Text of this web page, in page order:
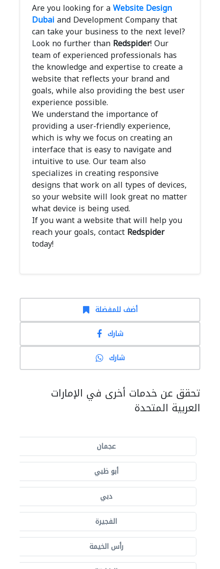
Are you looking for aWebsite Design
Dubaiand Development Company that
can take your business to the next level?
Look no further thanRedspider! Our
team of experienced professionals has
the knowledge and expertise to create a
website that reflects your brand and
goals, while also providing the best user
experience possible.
We understand the importance of
providing a user-friendly experience,
which is why we focus on creating an
interface that is easy to navigate and
intuitive to use. Our team also
specializes in creating responsive
designs that work on all types of devices,
so your website will look great no matter
what device is being used.
If you want a website that will help you
reach your goals, contactRedspider
today!
أضف للمفضلة
شارك
شارك
تحقق عن خدمات أخرى في الإمارات
العربية المتحدة
عجمان
أبو ظبي
دبي
الفجيرة
رأس الخيمة